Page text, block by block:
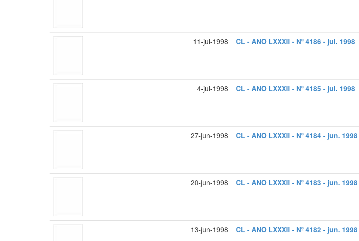
11-jul-1998 CL - ANO LXXXII - Nº 4186 - jul. 1998
4-jul-1998 CL - ANO LXXXII - Nº 4185 - jul. 1998
27-jun-1998 CL - ANO LXXXII - Nº 4184 - jun. 1998
20-jun-1998 CL - ANO LXXXII - Nº 4183 - jun. 1998
13-jun-1998 CL - ANO LXXXII - Nº 4182 - jun. 1998